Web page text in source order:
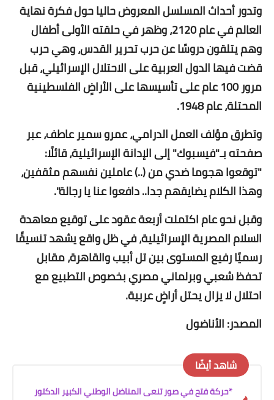
وتدور أحداث المسلسل المعروض حاليا حول فكرة نهاية
العالم في عام 2120، وظهر في حلقته الأولى أطفال
وهم يتلقون دروسًا عن حرب تحرير القدس، وهي حرب
قضت فيها الدول العربية على الاحتلال الإسرائيلي، قبل
مرور 100 عام على تأسيسها على الأراضٍ الفلسطينية
المحتلة، عام 1948.
وتطرق مؤلف العمل الدرامي، عمرو سمير عاطف، عبر
صفحته بـ"فيسبوك" إلى الإدانة الإسرائيلية، قائلًا:
"توقعوا هجوما ضدي من (..) عاملين نفسهم مثقفين،
وهذا الكلام يضايقهم جدا.. دافعوا عنا يا رجالة".
وقبل نحو عام اكتملت أربعة عقود على توقيع معاهدة
السلام المصرية الإسرائيلية، في ظل واقع يشهد تنسيقًا
رسميًا رفيع المستوى بين تل أبيب والقاهرة، مقابل
تحفظ شعبي وبرلماني مصري بخصوص التطبيع مع
احتلال لا يزال يحتل أراضٍ عربية.
المصدر: الأناضول
شاهد أيضًا
*حركة فتح في صور تنعى المناضل الوطني الكبير الدكتور